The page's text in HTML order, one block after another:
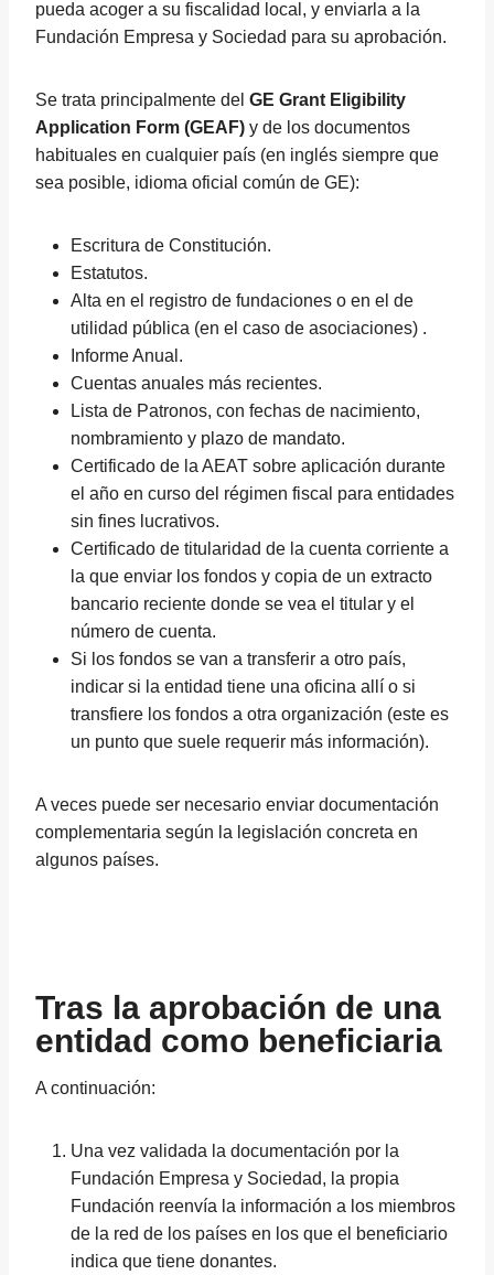
pueda acoger a su fiscalidad local, y enviarla a la
Fundación Empresa y Sociedad para su aprobación.
Se trata principalmente del GE Grant Eligibility
Application Form (GEAF) y de los documentos
habituales en cualquier país (en inglés siempre que
sea posible, idioma oficial común de GE):
Escritura de Constitución.
Estatutos.
Alta en el registro de fundaciones o en el de
utilidad pública (en el caso de asociaciones) .
Informe Anual.
Cuentas anuales más recientes.
Lista de Patronos, con fechas de nacimiento,
nombramiento y plazo de mandato.
Certificado de la AEAT sobre aplicación durante
el año en curso del régimen fiscal para entidades
sin fines lucrativos.
Certificado de titularidad de la cuenta corriente a
la que enviar los fondos y copia de un extracto
bancario reciente donde se vea el titular y el
número de cuenta.
Si los fondos se van a transferir a otro país,
indicar si la entidad tiene una oficina allí o si
transfiere los fondos a otra organización (este es
un punto que suele requerir más información).
A veces puede ser necesario enviar documentación
complementaria según la legislación concreta en
algunos países.
Tras la aprobación de una
entidad como beneficiaria
A continuación:
Una vez validada la documentación por la
Fundación Empresa y Sociedad, la propia
Fundación reenvía la información a los miembros
de la red de los países en los que el beneficiario
indica que tiene donantes.